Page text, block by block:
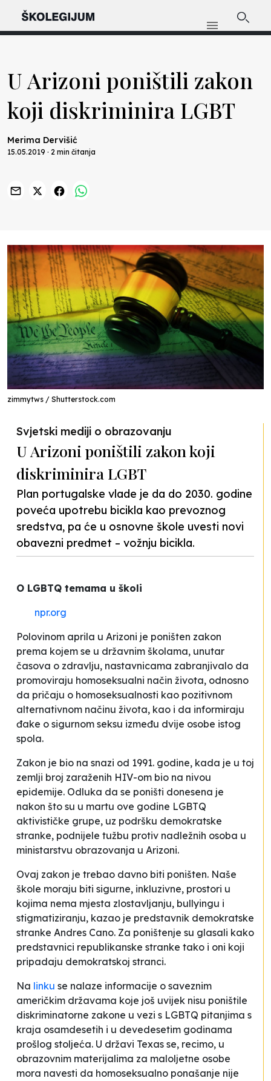
U Arizoni poništili zakon
koji diskriminira LGBT
Merima Dervišić
15.05.2019 · 2 min čitanja
zimmytws / Shutterstock.com
Svjetski mediji o obrazovanju
U Arizoni poništili zakon koji
diskriminira LGBT
Plan portugalske vlade je da do 2030. godine
poveća upotrebu bicikla kao prevoznog
sredstva, pa će u osnovne škole uvesti novi
obavezni predmet – vožnju bicikla.
O LGBTQ temama u školi
npr.org
Polovinom aprila u Arizoni je poništen zakon
prema kojem se u državnim školama, unutar
časova o zdravlju, nastavnicama zabranjivalo da
promoviraju homoseksualni način života, odnosno
da pričaju o homoseksualnosti kao pozitivnom
alternativnom načinu života, kao i da informiraju
đake o sigurnom seksu između dvije osobe istog
spola.
Zakon je bio na snazi od 1991. godine, kada je u toj
zemlji broj zaraženih HIV-om bio na nivou
epidemije. Odluka da se poništi donesena je
nakon što su u martu ove godine LGBTQ
aktivističke grupe, uz podršku demokratske
stranke, podnijele tužbu protiv nadležnih osoba u
ministarstvu obrazovanja u Arizoni.
Ovaj zakon je trebao davno biti poništen. Naše
škole moraju biti sigurne, inkluzivne, prostori u
kojima nema mjesta zlostavljanju, bullyingu i
stigmatiziranju, kazao je predstavnik demokratske
stranke Andres Cano. Za poništenje su glasali kako
predstavnici republikanske stranke tako i oni koji
pripadaju demokratskoj stranci.
Na linku se nalaze informacije o saveznim
američkim državama koje još uvijek nisu poništile
diskriminatorne zakone u vezi s LGBTQ pitanjima s
kraja osamdesetih i u devedesetim godinama
prošlog stoljeća. U državi Texas se, recimo, u
obrazovnim materijalima za maloljetne osobe
mora navesti da homoseksualno ponašanje nije